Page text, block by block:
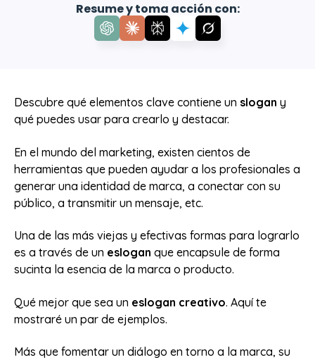
Resume y toma acción con:
Descubre qué elementos clave contiene un slogan y
qué puedes usar para crearlo y destacar.
En el mundo del marketing, existen cientos de
herramientas que pueden ayudar a los profesionales a
generar una identidad de marca, a conectar con su
público, a transmitir un mensaje, etc.
Una de las más viejas y efectivas formas para lograrlo
es a través de un eslogan que encapsule de forma
sucinta la esencia de la marca o producto.
Qué mejor que sea un eslogan creativo. Aquí te
mostraré un par de ejemplos.
Más que fomentar un diálogo en torno a la marca, su